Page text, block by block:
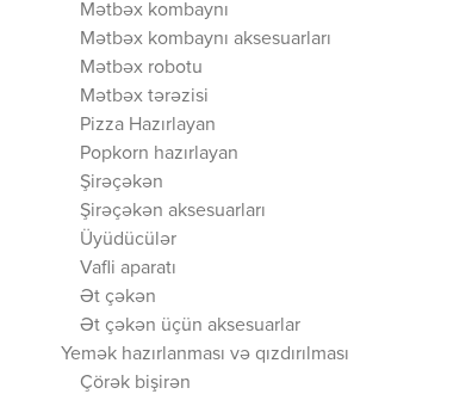
Mətbəx kombaynı
Mətbəx kombaynı aksesuarları
Mətbəx robotu
Mətbəx tərəzisi
Pizza Hazırlayan
Popkorn hazırlayan
Şirəçəkən
Şirəçəkən aksesuarları
Üyüdücülər
Vafli aparatı
Ət çəkən
Ət çəkən üçün aksesuarlar
Yemək hazırlanması və qızdırılması
Çörək bişirən